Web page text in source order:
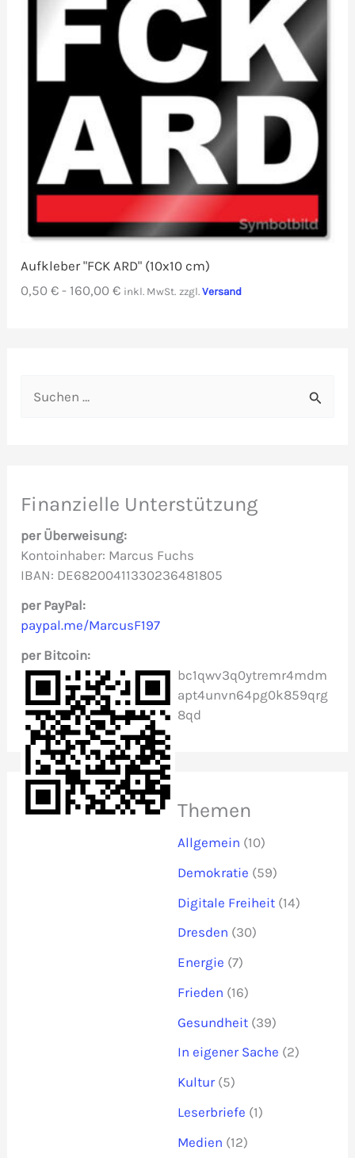
Aufkleber "FCK ARD" (10x10 cm)
0,50€ - 160,00€ inkl. MwSt. zzgl.Versand
e
n
a
c
h
:
Finanzielle Unterstützung
per Überweisung:
Kontoinhaber: Marcus Fuchs
IBAN: DE68200411330236481805
per PayPal:
paypal.me/MarcusF197
per Bitcoin:
bc1qwv3q0ytremr4mdm
apt4unvn64pg0k859qrg
8qd
Themen
Allgemein (10)
Demokratie (59)
Digitale Freiheit (14)
Dresden (30)
Energie (7)
Frieden (16)
Gesundheit (39)
In eigener Sache (2)
Kultur (5)
Leserbriefe (1)
Medien (12)